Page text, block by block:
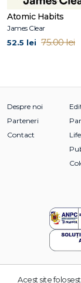
Atomic Habits
James Clear
52.5 lei 75.00 lei
Despre noi
Parteneri
Contact
Acest site